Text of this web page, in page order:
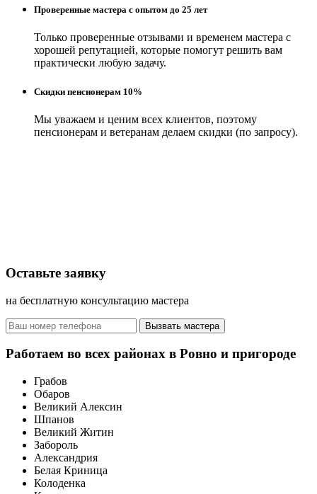
Проверенные мастера с опытом до 25 лет
Только проверенные отзывами и временем мастера с
хорошей репутацией, которые помогут решить вам
практически любую задачу.
Скидки пенсионерам 10%
Мы уважаем и ценим всех клиентов, поэтому
пенсионерам и ветеранам делаем скидки (по запросу).
Оставьте заявку
на бесплатную консультацию мастера
Вызвать мастера
Работаем во всех районах в Ровно и пригороде
Грабов
Обаров
Великий Алексин
Шпанов
Великий Житин
Забороль
Александрия
Белая Криница
Колоденка